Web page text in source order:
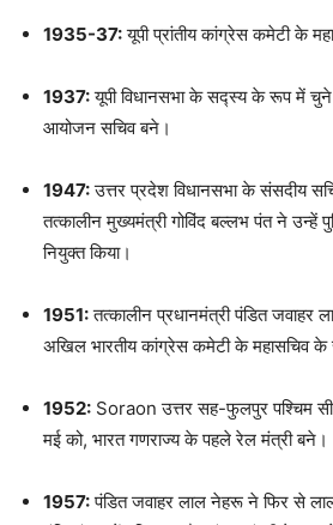
1935-37:यूपी प्रांतीय कांग्रेस कमेटी के
1937:यूपी विधानसभा के सद्स्य के रूप में चुने
आयोजन सचिव बने।
1947:उत्तर प्रदेश विधानसभा के संसदीय
तत्कालीन मुख्यमंत्री गोविंद बल्लभ पंत ने उन्हें
नियुक्त किया।
1951:तत्कालीन प्रधानमंत्री पंडित जवाहर
अखिल भारतीय कांग्रेस कमेटी के महासचिव के
1952: Soraon उत्तर सह-फुलपुर पश्चिम
मई को, भारत गणराज्य के पहले रेल मंत्री बने।
1957:पंडित जवाहर लाल नेहरू ने फिर से लाल